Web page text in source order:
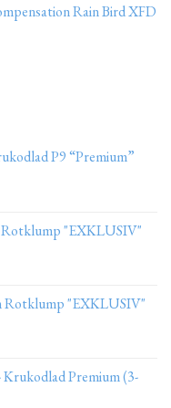
Rain Bird XFD
P9 “Premium”
Rotklump "EXKLUSIV"
Rotklump "EXKLUSIV"
Krukodlad Premium (3-